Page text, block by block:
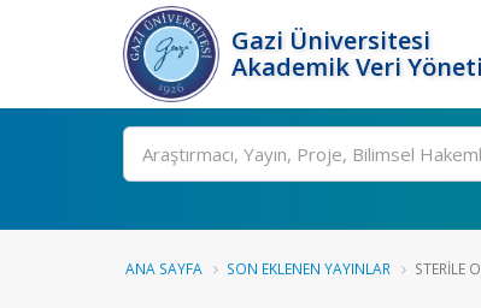
Gazi Üniversitesi
Akademik Veri
Ara
ANA SAYFA SON EKLENEN YAYINLAR STERILE